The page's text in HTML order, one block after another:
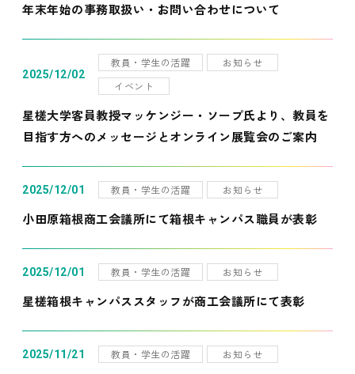
年末年始の事務取扱い・お問い合わせについて
2025/12/02
教員・学生の活躍
お知らせ
イベント
星槎大学客員教授マッケンジー・ソープ氏より、教員を
目指す方へのメッセージとオンライン展覧会のご案内
2025/12/01 教員・学生の活躍 お知らせ
小田原箱根商工会議所にて箱根キャンパス職員が表彰
2025/12/01 教員・学生の活躍 お知らせ
星槎箱根キャンパススタッフが商工会議所にて表彰
2025/11/21 教員・学生の活躍 お知らせ